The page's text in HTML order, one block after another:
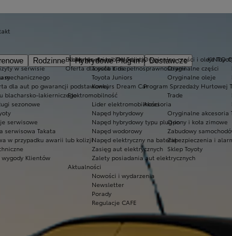
Rodzinne Hybrydowe Plug-in
Dostawcze
Ekobonus dla hybryd Toyoty
Oferta dla osób z niepełnosprawnościami
Kluby dla dzieci i młodzieży
Toyota Kids
Toyota Juniors
Konkurs Dream Car
Elektromobilność
Lider elektromobilności
Napęd hybrydowy
Napęd hybrydowy typu plug-in
Napęd wodorowy
Napęd elektryczny na baterię
Zasięg aut elektrycznych
Zalety posiadania aut elektrycznych
Aktualności
Nowości i wydarzenia
Newsletter
Porady
Regulacje CAFE
KINTO
w serwisie
mechanicznego
dla aut po gwarancji podstawowej
blacharsko-lakierniczego
sezonowe
serwisowe
serwisowa Takata
w przypadku awarii lub kolizji
Klientów
Oryginalne części i oleje
Oryginalne części
Oryginalne oleje
Program Sprzedaży Hurtowej
Trade
Akcesoria
Oryginalne akcesoria
Opony i koła zimowe
Zabudowy
Zabezpieczenia i
Sklep Toyoty